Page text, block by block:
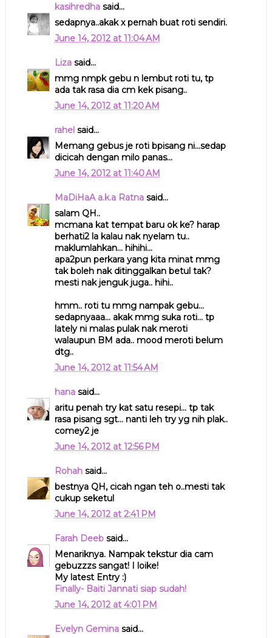
kasihredhasaid...
sedapnya..akak x pernah buat roti sendiri.
June 14, 2012 at 11:04 AM
Lizasaid...
mmg nmpk gebu n lembut roti tu, tp
ada tak rasa dia cm kek pisang..
June 14, 2012 at 11:20 AM
rahelsaid...
Memang gebus je roti bpisang ni...sedap
dicicah dengan milo panas...
June 14, 2012 at 11:40 AM
MaDiHaA a.k.a Ratnasaid...
salam QH..
mcmana kat tempat baru ok ke? harap
berhati2 la kalau nak nyelam tu..
maklumlahkan... hihihi...
apa2pun perkara yang kita minat mmg
tak boleh nak ditinggalkan betul tak?
mesti nak jenguk juga.. hihi..
hmm.. roti tu mmg nampak gebu...
sedapnyaaa... akak mmg suka roti... tp
lately ni malas pulak nak meroti
walaupun BM ada.. mood meroti belum
dtg..
June 14, 2012 at 11:54 AM
hanasaid...
aritu penah try kat satu resepi... tp tak
rasa pisang sgt... nanti leh try yg nih plak..
comey2 je
June 14, 2012 at 12:56 PM
Rohahsaid...
bestnya QH, cicah ngan teh o..mesti tak
cukup seketul
June 14, 2012 at 2:41 PM
Farah Deebsaid...
Menariknya. Nampak tekstur dia cam
gebuzzzs sangat! I loike!
My latest Entry :)
Finally- Baiti Jannati siap sudah!
June 14, 2012 at 4:01 PM
Evelyn Geminasaid...